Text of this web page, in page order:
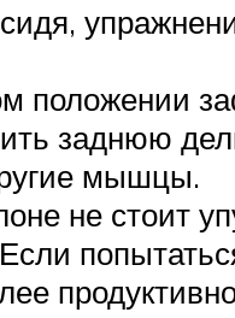
положении
заднюю
мышцы.
не стоит